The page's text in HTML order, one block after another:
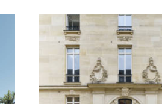
Complexités
Bois